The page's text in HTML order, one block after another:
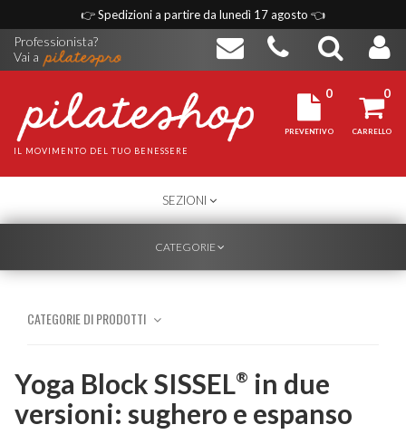
👉Spedizioni a partire da lunedì 17 agosto 👈
Professionista?
Vai a
IL MOVIMENTO DEL TUO BENESSERE
0
PREVENTIVO
0
CARRELLO
TOGGLE
NAVIGATION
SEZIONI
TOGGLE
CATEGORIE
CATEGORIE DI PRODOTTI
Yoga Block SISSEL® in due
versioni: sughero e espanso